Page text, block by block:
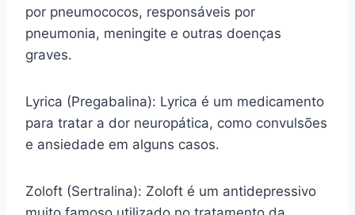
por pneumococos, responsáveis por
pneumonia, meningite e outras doenças
graves.
Lyrica (Pregabalina): Lyrica é um medicamento
para tratar a dor neuropática, como convulsões
e ansiedade em alguns casos.
Zoloft (Sertralina): Zoloft é um antidepressivo